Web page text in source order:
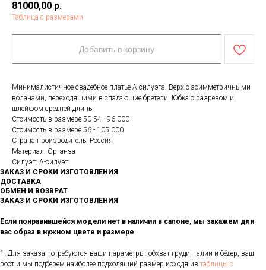
81000,00 р.
Таблица с размерами
Добавить в корзину
Минималистичное свадебное платье А-силуэта. Верх с асимметричными
воланами, переходящими в спадающие бретели. Юбка с разрезом и
шлейфом средней длины
Стоимость в размере 50-54 - 96 000
Стоимость в размере 56 - 105 000
Страна производитель: Россия
Материал: Органза
Силуэт: А-силуэт
ЗАКАЗ И СРОКИ ИЗГОТОВЛЕНИЯ
ДОСТАВКА
ОБМЕН И ВОЗВРАТ
ЗАКАЗ И СРОКИ ИЗГОТОВЛЕНИЯ
Если понравившейся модели нет в наличии в салоне, мы закажем для
вас образ в нужном цвете и размере
1. Для заказа потребуются ваши параметры: обхват груди, талии и бёдер, ваш
рост и мы подберем наиболее подходящий размер исходя из таблицы с